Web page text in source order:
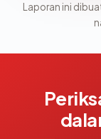
Laporan ini